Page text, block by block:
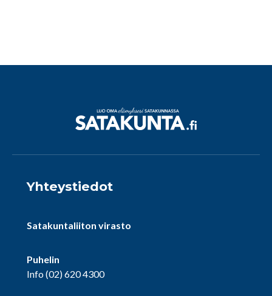
Yhteystiedot
Satakuntaliiton virasto
Puhelin
Info(02) 620 4300